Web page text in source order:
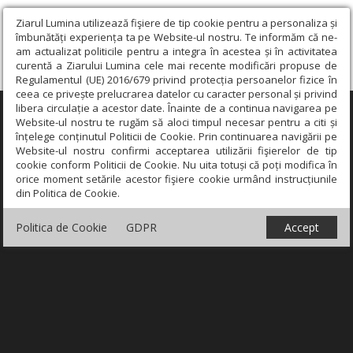
Ziarul Lumina utilizează fişiere de tip cookie pentru a personaliza și
îmbunătăți experiența ta pe Website-ul nostru. Te informăm că ne-
am actualizat politicile pentru a integra în acestea și în activitatea
curentă a Ziarului Lumina cele mai recente modificări propuse de
Regulamentul (UE) 2016/679 privind protecția persoanelor fizice în
ceea ce privește prelucrarea datelor cu caracter personal și privind
libera circulație a acestor date. Înainte de a continua navigarea pe
Website-ul nostru te rugăm să aloci timpul necesar pentru a citi și
înțelege conținutul Politicii de Cookie. Prin continuarea navigării pe
Website-ul nostru confirmi acceptarea utilizării fişierelor de tip
cookie conform Politicii de Cookie. Nu uita totuși că poți modifica în
orice moment setările acestor fişiere cookie urmând instrucțiunile
din Politica de Cookie.
Politica de Cookie GDPR Accept
×